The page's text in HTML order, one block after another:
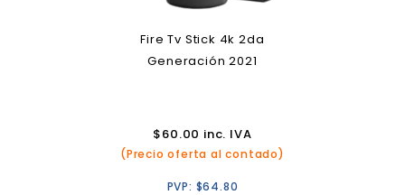
Fire Tv Stick 4k 2da
Generación 2021
$60.00 inc. IVA
(Precio oferta al contado)
PVP: $64.80